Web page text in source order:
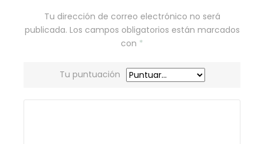
Tu dirección de correo electrónico no será
publicada. Los campos obligatorios están marcados
con *
Tu puntuación